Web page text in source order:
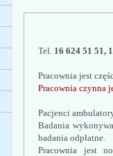
Tel. 16 624 51 51,
Pracownia jest
Pracownia czynna
Pacjenci
Badania
badania odpłatne.
Pracownia jest